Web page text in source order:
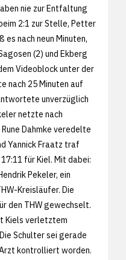
nie zur Entfaltung
2:1 zur Stelle, Petter
es nach neun Minuten,
(2) und Ekberg
Videoblock unter der
nach 25 Minuten auf
unverzüglich
netzte nach
Dahmke veredelte
Yannick Fraatz traf
für Kiel. Mit dabei:
Pekeler, ein
Kreisläufer. Die
den THW gewechselt.
Kiels verletztem
Schulter sei gerade
kontrolliert worden.